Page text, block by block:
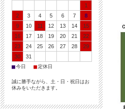
1
2
3 4 5 6 7
8
9
10 11 12 13 14
15
16
17 18 19 20 21
22
23
24 25 26 27 28
29
30
31
■今日 ■定休日
誠に勝手ながら、土・日・祝日はお
休みをいただきます。